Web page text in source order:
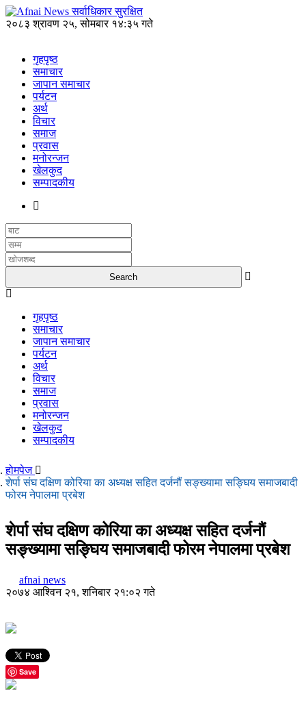
२०८३ श्रावण २५, सोमबार १४:३५ गते
गृहपृष्ठ
समाचार
जापान समाचार
पर्यटन
अर्थ
विचार
समाज
प्रवास
मनोरन्जन
खेलकुद
सम्पादकीय
गृहपृष्ठ
समाचार
जापान समाचार
पर्यटन
अर्थ
विचार
समाज
प्रवास
मनोरन्जन
खेलकुद
सम्पादकीय
होमपेज
शेर्पा संघ दक्षिण कोरिया का अध्यक्ष सहित दर्जनौं सङ्ख्यामा सङ्घिय समाजबादी
फोरम नेपालमा प्रबेश
शेर्पा संघ दक्षिण कोरिया का अध्यक्ष सहित दर्जनौं
सङ्ख्यामा सङ्घिय समाजबादी फोरम नेपालमा प्रबेश
afnai news
२०७४ आश्विन २१, शनिबार २१:०२ गते
Save